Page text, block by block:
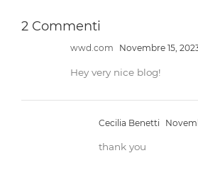
2 Commenti
wwd.com Novembre 15,
Hey very nice blog!
Cecilia Benetti
thank you